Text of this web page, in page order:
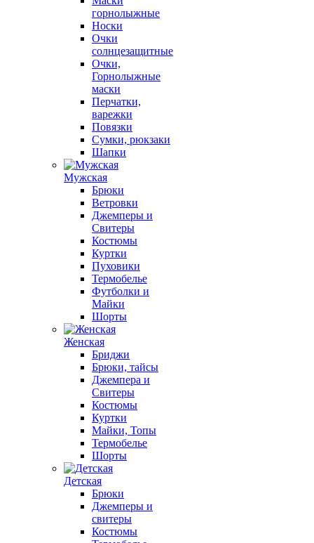
горнолыжные
Носки
Очки
солнцезащитные
Очки,
Горнолыжные
маски
Перчатки,
варежки
Повязки
Сумки, рюкзаки
Шапки
Мужская
Брюки
Ветровки
Джемперы и
Свитеры
Костюмы
Куртки
Пуховики
Термобелье
Футболки и
Майки
Шорты
Женская
Бриджи
Брюки, тайсы
Джемпера и
Свитеры
Костюмы
Куртки
Майки, Топы
Термобелье
Шорты
Детская
Брюки
Джемперы и
свитеры
Костюмы